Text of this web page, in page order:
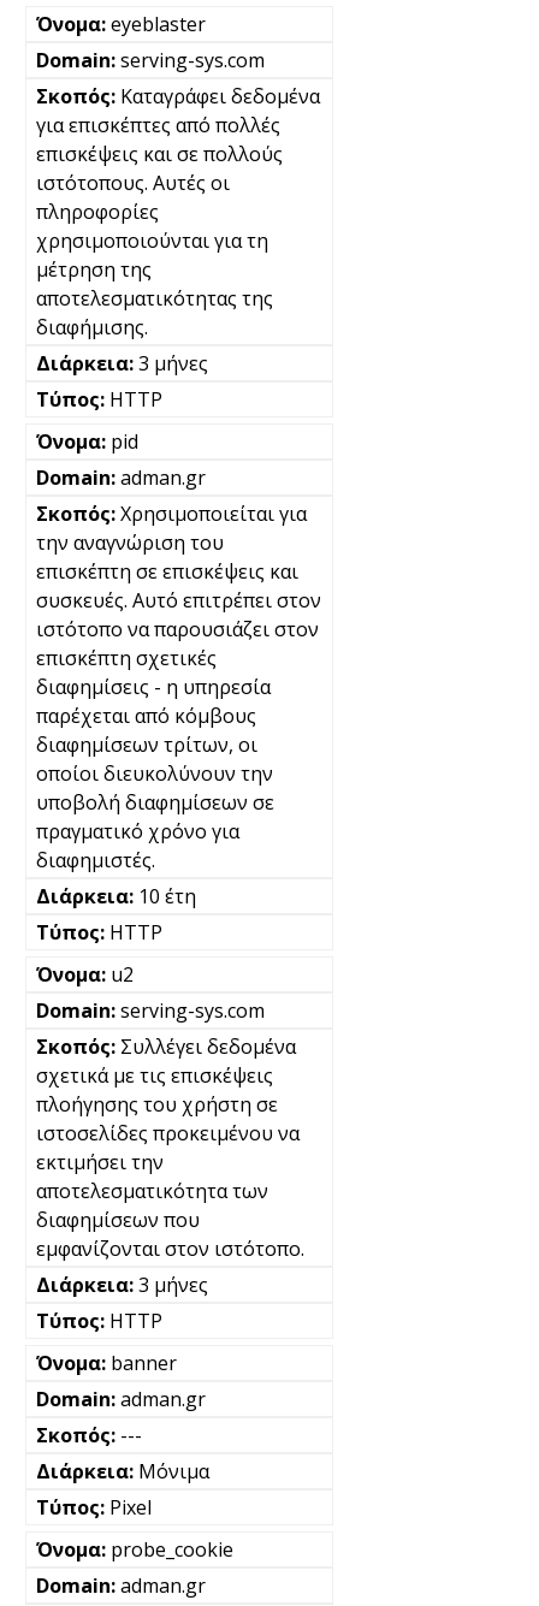
eyeblaster
serving-sys.com
Καταγράφει δεδομένα
για επισκέπτες από πολλές
επισκέψεις και σε πολλούς
ιστότοπους. Αυτές οι
πληροφορίες
χρησιμοποιούνται για τη
μέτρηση της
αποτελεσματικότητας της
διαφήμισης.
3 μήνες
HTTP
pid
adman.gr
Χρησιμοποιείται για
την αναγνώριση του
επισκέπτη σε επισκέψεις και
συσκευές. Αυτό επιτρέπει στον
ιστότοπο να παρουσιάζει στον
επισκέπτη σχετικές
διαφημίσεις - η υπηρεσία
παρέχεται από κόμβους
διαφημίσεων τρίτων, οι
οποίοι διευκολύνουν την
υποβολή διαφημίσεων σε
πραγματικό χρόνο για
διαφημιστές.
10 έτη
HTTP
u2
serving-sys.com
Συλλέγει δεδομένα
σχετικά με τις επισκέψεις
πλοήγησης του χρήστη σε
ιστοσελίδες προκειμένου να
εκτιμήσει την
αποτελεσματικότητα των
διαφημίσεων που
εμφανίζονται στον ιστότοπο.
3 μήνες
HTTP
banner
adman.gr
---
Μόνιμα
Pixel
probe_cookie
adman.gr